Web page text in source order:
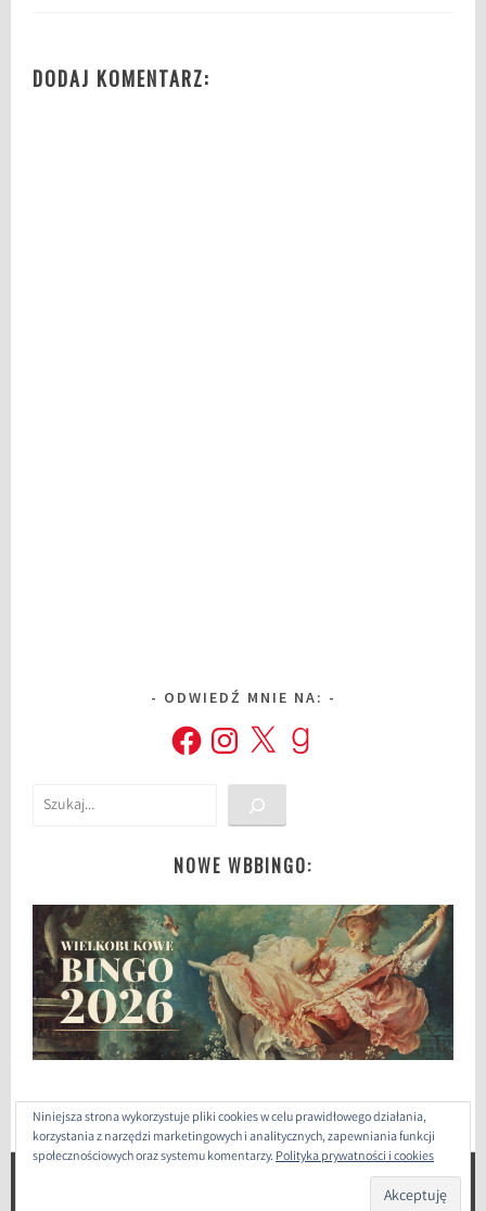
DODAJ KOMENTARZ:
ODWIEDŹ MNIE NA:
FacebookInstagram
X Goodreads
Szukaj
NOWE WBBINGO:
THEME: SELA
Niniejsza strona wykorzystuje pliki cookies w celu prawidłowego działania,
korzystania z narzędzi marketingowych i analitycznych, zapewniania funkcji
społecznościowych oraz systemu komentarzy.Polityka prywatności i cookies